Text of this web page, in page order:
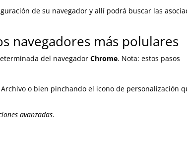
de su navegador y allí podrá buscar las
navegadores más polulares
del navegadorChrome. Nota: estos pasos
o bien pinchando el icono de personalización
avanzadas.